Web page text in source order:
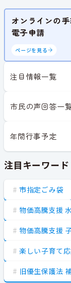
オンラインの手
電子申請
ページを見る
注目情報一覧
市民の声回答一
年間行事予定
注目キーワード
市指定ごみ袋
物価高騰支援
物価高騰支援
楽しい子育て
旧優生保護法